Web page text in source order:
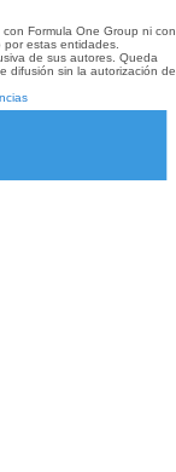
Formula One Group ni con
estas entidades.
de sus autores. Queda
difusión sin la autorización de